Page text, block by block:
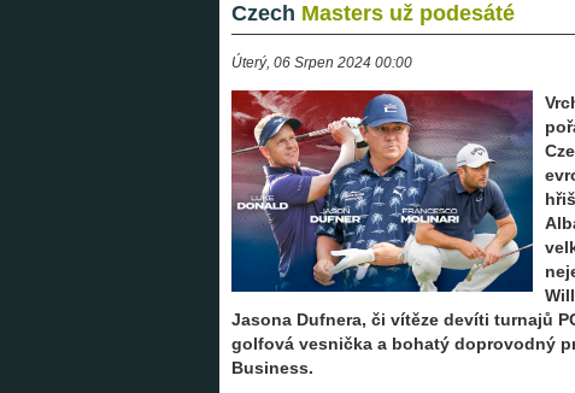
Czech Masters už podesáté
Úterý, 06 Srpen 2024 00:00
Jasona Dufnera, či vítěze devíti turnajů
golfová vesnička a bohatý doprovodný
Business.